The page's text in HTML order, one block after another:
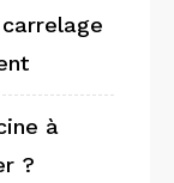
à
?